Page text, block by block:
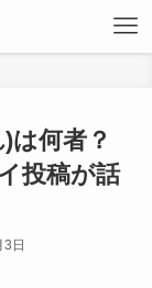
は何者？
投稿が話
日